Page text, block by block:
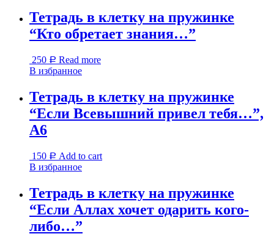
Тетрадь в клетку на пружинке
“Кто обретает знания…”
250 Р Read more
В избранное
Тетрадь в клетку на пружинке
“Если Всевышний привел тебя…”,
А6
150 Р Add to cart
В избранное
Тетрадь в клетку на пружинке
“Если Аллах хочет одарить кого-
либо…”